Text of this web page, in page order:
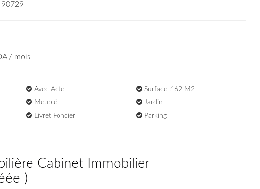
/ mois
Avec Acte
Surface :162 M2
Meublé
Jardin
Livret Foncier
Parking
Cabinet Immobilier
)